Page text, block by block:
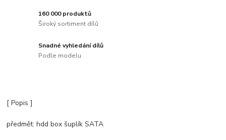
160 000 produktů
Široký sortiment dílů
Snadné vyhledání dílů
Podle modelu
[ Popis ]
předmět: hdd box šuplík SATA